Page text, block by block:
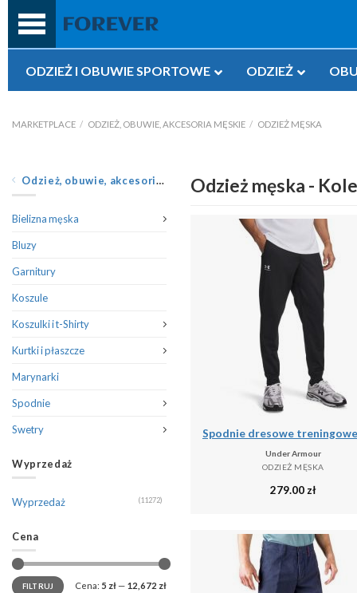
treści
ODZIEŻ I OBUWIE SPORTOWE ODZIEŻ
MARKETPLACE / ODZIEŻ, OBUWIE, AKCESORIA MĘSKIE / ODZIEŻ MĘSKA
Odzież, obuwie, akcesoria męskie
Bielizna męska
Bluzy
Garnitury
Koszule
Koszulki i t-Shirty
Kurtki i płaszcze
Marynarki
Spodnie
Swetry
Wyprzedaż
Wyprzedaż (11272)
Cena
FILTRUJ Cena: 5 zł — 12,672 zł
Odzież męska -
Under Armour
ODZIEŻ MĘSKA
279.00 zł